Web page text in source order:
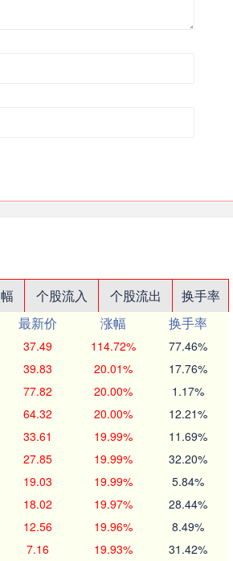
个股流入 个股流出
换手率
最新价 涨幅
换手率
37.49 114.72% 77.46%
39.83 20.01% 17.76%
77.82 20.00% 1.17%
64.32 20.00% 12.21%
33.61 19.99% 11.69%
27.85 19.99% 32.20%
19.03 19.99% 5.84%
18.02 19.97% 28.44%
12.56 19.96% 8.49%
7.16 19.93% 31.42%